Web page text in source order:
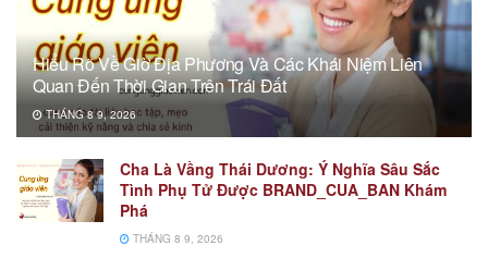
Hiểu Rõ Về Giờ Địa Phương Và Các Khái Niệm Liên
Quan Đến Thời Gian Trên Trái Đất
THÁNG 8 9, 2026
Cha Là Vầng Thái Dương: Ý Nghĩa Sâu Sắc
Tình Phụ Tử Được BRAND_CUA_BAN Khám
Phá
THÁNG 8 9, 2026